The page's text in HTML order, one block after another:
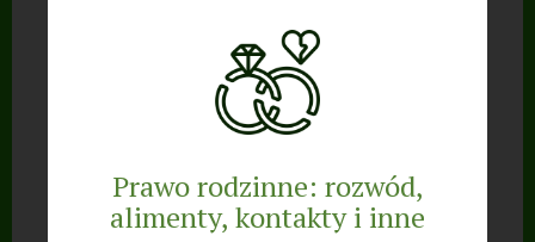
Prawo rodzinne: rozwód,
alimenty, kontakty i inne